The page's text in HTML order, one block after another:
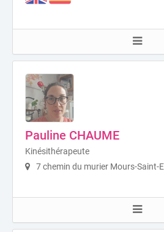
Pauline CHAUME
Kinésithérapeute
7 chemin du murier Mours-Saint-